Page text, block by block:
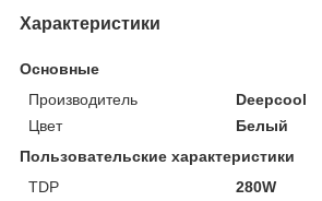
Характеристики
Основные
Производитель
Deepcool
Цвет
Белый
Пользовательские характеристики
TDP
280W